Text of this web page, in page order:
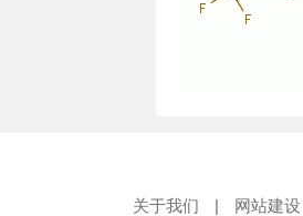
关于我们 | 网站建设